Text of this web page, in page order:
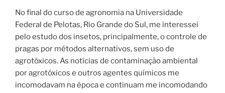
No final do curso de agronomia na Universidade
Federal de Pelotas, Rio Grande do Sul, me interessei
pelo estudo dos insetos, principalmente, o controle de
pragas por métodos alternativos, sem uso de
agrotóxicos. As notícias de contaminação ambiental
por agrotóxicos e outros agentes químicos me
incomodavam na época e continuam me incomodando